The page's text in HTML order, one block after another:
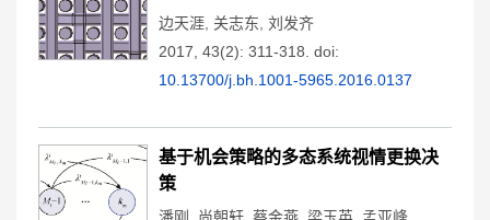
边天涯 关志东 刘发齐
2017, 43(2): 311-318. doi:
10.13700/j.bh.1001-5965.2016.0137
基于机会策略的多态系统视情更换决
策